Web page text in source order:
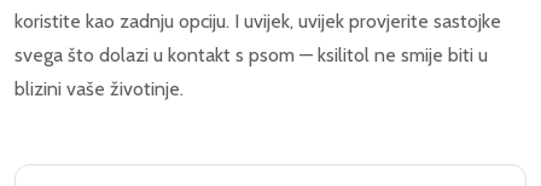
koristite kao zadnju opciju. I uvijek, uvijek provjerite sastojke
svega što dolazi u kontakt s psom — ksilitol ne smije biti u
blizini vaše životinje.